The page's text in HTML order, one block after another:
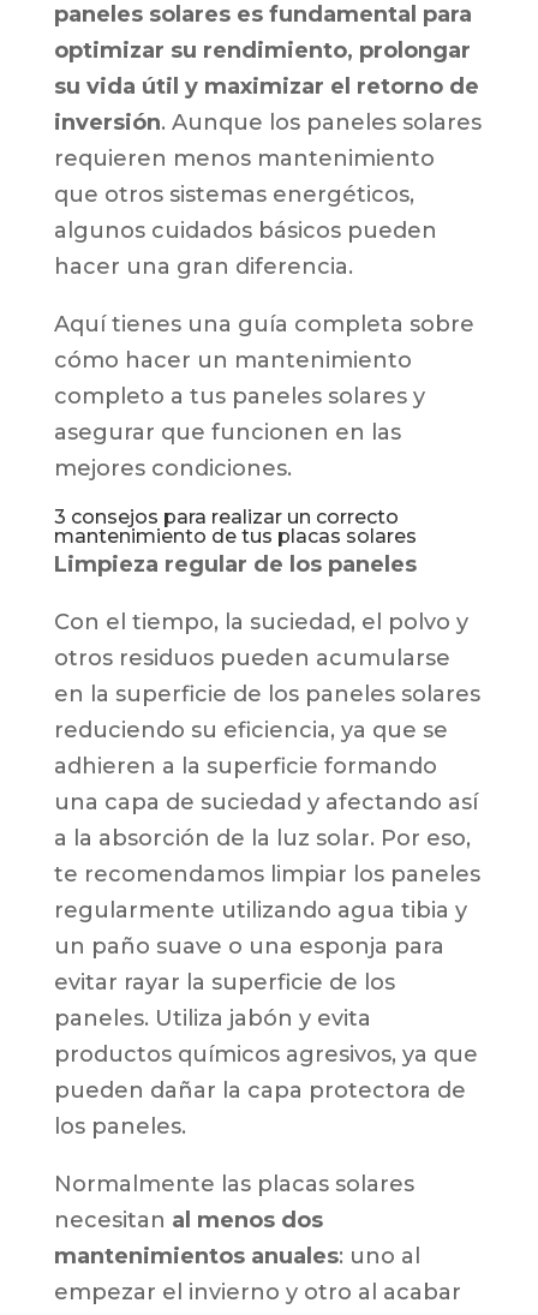
paneles solares es fundamental para
optimizar su rendimiento, prolongar
su vida útil y maximizar el retorno de
inversión. Aunque los paneles solares
requieren menos mantenimiento
que otros sistemas energéticos,
algunos cuidados básicos pueden
hacer una gran diferencia.
Aquí tienes una guía completa sobre
cómo hacer un mantenimiento
completo a tus paneles solares y
asegurar que funcionen en las
mejores condiciones.
3 consejos para realizar un correcto
mantenimiento de tus placas solares
Limpieza regular de los paneles
Con el tiempo, la suciedad, el polvo y
otros residuos pueden acumularse
en la superficie de los paneles solares
reduciendo su eficiencia, ya que se
adhieren a la superficie formando
una capa de suciedad y afectando así
a la absorción de la luz solar. Por eso,
te recomendamos limpiar los paneles
regularmente utilizando agua tibia y
un paño suave o una esponja para
evitar rayar la superficie de los
paneles. Utiliza jabón y evita
productos químicos agresivos, ya que
pueden dañar la capa protectora de
los paneles.
Normalmente las placas solares
necesitan al menos dos
mantenimientos anuales: uno al
empezar el invierno y otro al acabar